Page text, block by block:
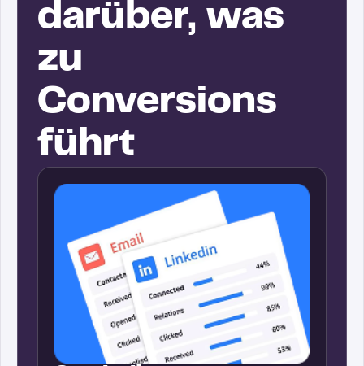
darüber, was
zu
Conversions
führt